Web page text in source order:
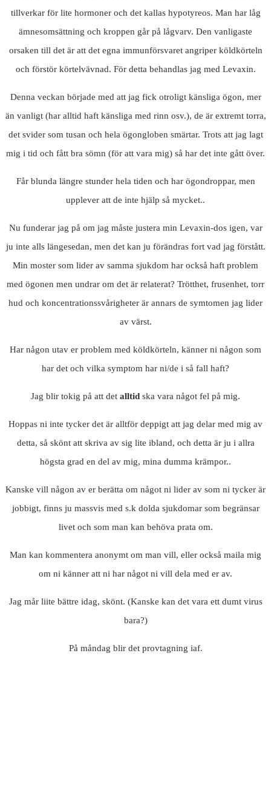
tillverkar för lite hormoner och det kallas hypotyreos. Man har låg
ämnesomsättning och kroppen går på lågvarv. Den vanligaste
orsaken till det är att det egna immunförsvaret angriper köldkörteln
och förstör körtelvävnad. För detta behandlas jag med Levaxin.
Denna veckan började med att jag fick otroligt känsliga ögon, mer
än vanligt (har alltid haft känsliga med rinn osv.), de är extremt torra,
det svider som tusan och hela ögongloben smärtar. Trots att jag lagt
mig i tid och fått bra sömn (för att vara mig) så har det inte gått över.
Får blunda längre stunder hela tiden och har ögondroppar, men
upplever att de inte hjälp så mycket..
Nu funderar jag på om jag måste justera min Levaxin-dos igen, var
ju inte alls längesedan, men det kan ju förändras fort vad jag förstått.
Min moster som lider av samma sjukdom har också haft problem
med ögonen men undrar om det är relaterat? Trötthet, frusenhet, torr
hud och koncentrationssvårigheter är annars de symtomen jag lider
av värst.
Har någon utav er problem med köldkörteln, känner ni någon som
har det och vilka symptom har ni/de i så fall haft?
Jag blir tokig på att det alltid ska vara något fel på mig.
Hoppas ni inte tycker det är alltför deppigt att jag delar med mig av
detta, så skönt att skriva av sig lite ibland, och detta är ju i allra
högsta grad en del av mig, mina dumma krämpor..
Kanske vill någon av er berätta om något ni lider av som ni tycker är
jobbigt, finns ju massvis med s.k dolda sjukdomar som begränsar
livet och som man kan behöva prata om.
Man kan kommentera anonymt om man vill, eller också maila mig
om ni känner att ni har något ni vill dela med er av.
Jag mår liite bättre idag, skönt. (Kanske kan det vara ett dumt virus
bara?)
På måndag blir det provtagning iaf.